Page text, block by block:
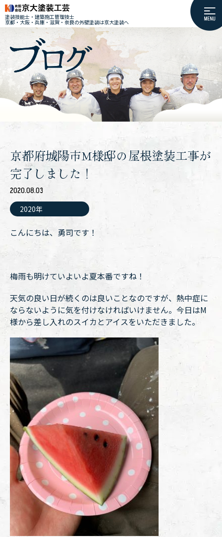
塗装技能士・建築施工管理技士
京都・大阪・兵庫・滋賀・奈良の外壁塗装は京大塗装へ
京都府城陽市M様邸の屋根塗装工事が
完了しました！
2020.08.03
2020年
こんにちは、勇司です！
梅雨も明けていよいよ夏本番ですね！
天気の良い日が続くのは良いことなのですが、熱中症に
ならないように気を付けなければいけません。今日はM
様から差し入れのスイカとアイスをいただきました。